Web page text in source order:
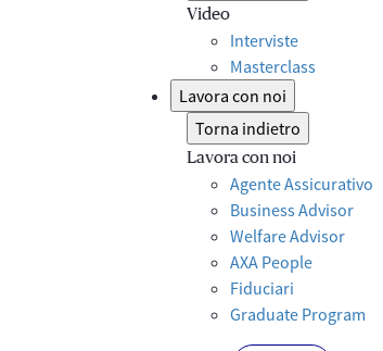
Video
Interviste
Masterclass
Lavora con noi
Torna indietro
Lavora con noi
Agente Assicurativo
Business Advisor
Welfare Advisor
AXA People
Fiduciari
Graduate Program